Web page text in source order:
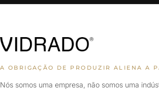
A OBRIGAÇÃO DE PRODUZIR ALIENA A
Nós somos uma empresa, não somos uma